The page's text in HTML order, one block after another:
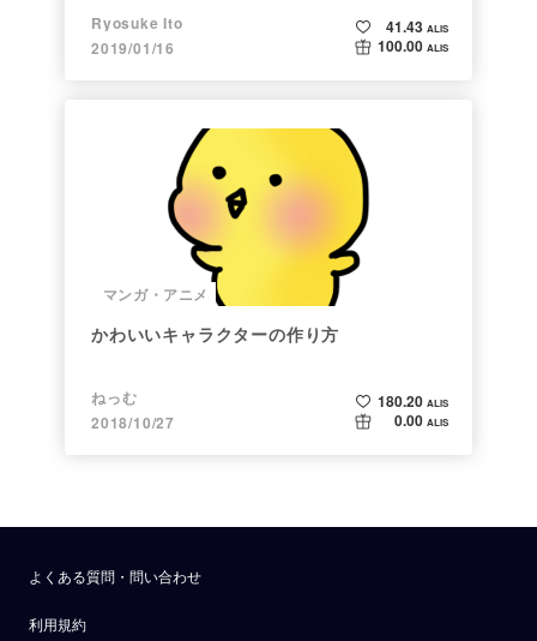
Ryosuke Ito
2019/01/16
41.43 ALIS
100.00 ALIS
マンガ・アニメ
かわいいキャラクターの作り方
ねっむ
2018/10/27
180.20 ALIS
0.00 ALIS
よくある質問・問い合わせ
利用規約